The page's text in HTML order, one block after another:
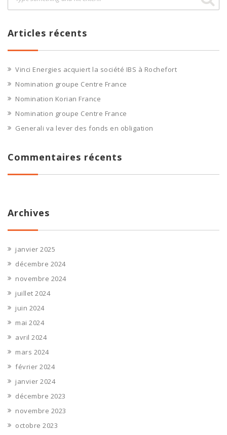
Articles récents
Vinci Energies acquiert la société IBS à Rochefort
Nomination groupe Centre France
Nomination Korian France
Nomination groupe Centre France
Generali va lever des fonds en obligation
Commentaires récents
Archives
janvier 2025
décembre 2024
novembre 2024
juillet 2024
juin 2024
mai 2024
avril 2024
mars 2024
février 2024
janvier 2024
décembre 2023
novembre 2023
octobre 2023